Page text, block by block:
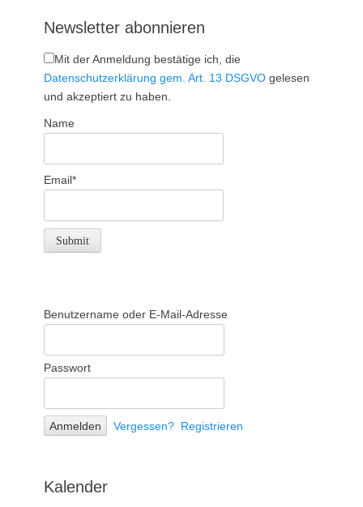
Newsletter abonnieren
Mit der Anmeldung bestätige ich, die
Datenschutzerklärung gem. Art. 13 DSGVO gelesen
und akzeptiert zu haben.
Name
Email*
Benutzername oder E-Mail-Adresse
Passwort
Vergessen? Registrieren
Kalender